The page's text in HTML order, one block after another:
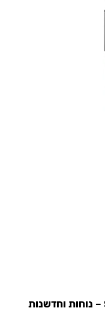
מסנן תה דופן כפולה של Samadoyo – נוחות וחדשנות